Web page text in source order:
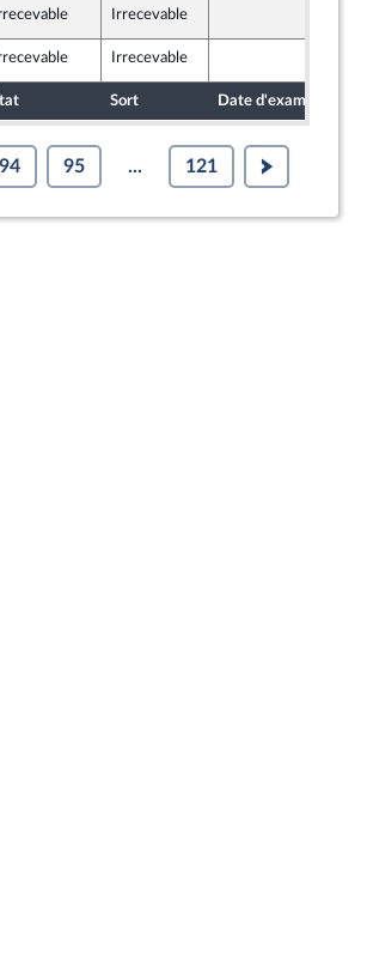
Outre-mer et Territoires
Irrecevable
Irrecevable
Sort Date d'examen
94 95 ... 121